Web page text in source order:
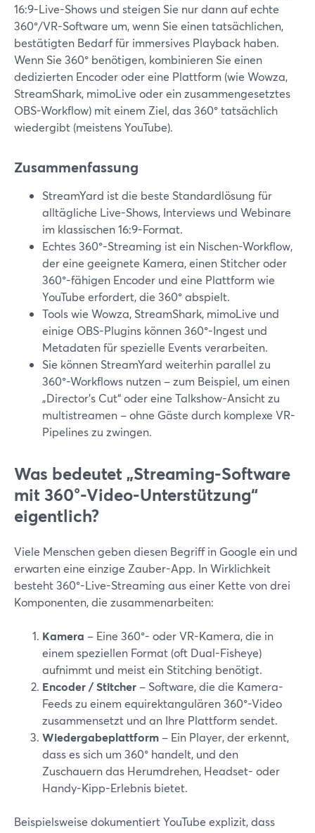
16:9-Live-Shows und steigen Sie nur dann auf echte
360°/VR-Software um, wenn Sie einen tatsächlichen,
bestätigten Bedarf für immersives Playback haben.
Wenn Sie 360° benötigen, kombinieren Sie einen
dedizierten Encoder oder eine Plattform (wie Wowza,
StreamShark, mimoLive oder ein zusammengesetztes
OBS-Workflow) mit einem Ziel, das 360° tatsächlich
wiedergibt (meistens YouTube).
Zusammenfassung
StreamYard ist die beste Standardlösung für
alltägliche Live-Shows, Interviews und Webinare
im klassischen 16:9-Format.
Echtes 360°-Streaming ist ein Nischen-Workflow,
der eine geeignete Kamera, einen Stitcher oder
360°-fähigen Encoder und eine Plattform wie
YouTube erfordert, die 360° abspielt.
Tools wie Wowza, StreamShark, mimoLive und
einige OBS-Plugins können 360°-Ingest und
Metadaten für spezielle Events verarbeiten.
Sie können StreamYard weiterhin parallel zu
360°-Workflows nutzen – zum Beispiel, um einen
„Director’s Cut“ oder eine Talkshow-Ansicht zu
multistreamen – ohne Gäste durch komplexe VR-
Pipelines zu zwingen.
Was bedeutet „Streaming-Software
mit 360°-Video-Unterstützung“
eigentlich?
Viele Menschen geben diesen Begriff in Google ein und
erwarten eine einzige Zauber-App. In Wirklichkeit
besteht 360°-Live-Streaming aus einer Kette von drei
Komponenten, die zusammenarbeiten:
Kamera – Eine 360°- oder VR-Kamera, die in
einem speziellen Format (oft Dual-Fisheye)
aufnimmt und meist ein Stitching benötigt.
Encoder / Stitcher – Software, die die Kamera-
Feeds zu einem equirektangulären 360°-Video
zusammensetzt und an Ihre Plattform sendet.
Wiedergabeplattform – Ein Player, der erkennt,
dass es sich um 360° handelt, und den
Zuschauern das Herumdrehen, Headset- oder
Handy-Kipp-Erlebnis bietet.
Beispielsweise dokumentiert YouTube explizit, dass